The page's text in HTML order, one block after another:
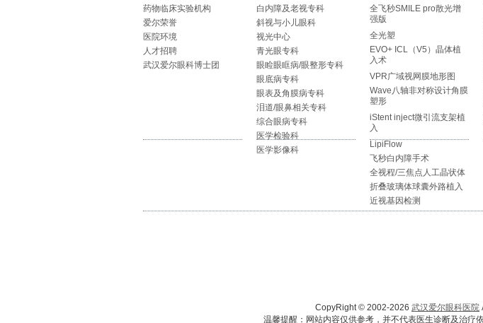
药物临床实验机构
爱尔荣誉
医院环境
人才招聘
武汉爱尔眼科博士团
白内障及老视专科
斜视与小儿眼科
视光中心
青光眼专科
眼睑眼眶病/眼整形专科
眼底病专科
眼表及角膜病专科
泪道/眼鼻相关专科
综合眼病专科
医学检验科
医学影像科
全飞秒SMILE pro散光增
强版
全光塑
EVO+ ICL（V5）晶体植
入术
VPR广域视网膜地形图
Wave八轴非对称设计角膜
塑形
iStent inject微引流支架植
入
LipiFlow
飞秒白内障手术
全视程/三焦点人工晶状体
折叠玻璃体球囊外路植入
近视基因检测
CopyRight © 2002-2026 武汉爱尔眼科医院
温馨提醒：网站内容仅供参考，并不代表医生诊断及治疗